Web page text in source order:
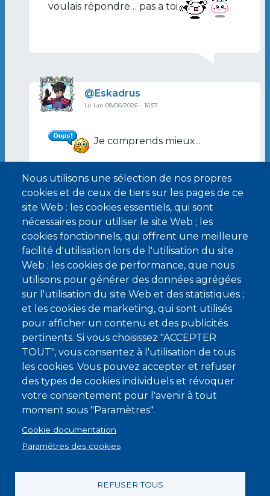
voulais répondre… pas a toi
Image de profil
Eskadrus
Le lun 08/06/2026 - 16:57
Je comprends mieux...
Image de profil
@marthalysia
Le lun 08/06/2026 - 18:49
En réponse àJe comprends mieux... …par
Ayyyy sur ça on est d’accord 😢
Image de profil
shimy +gryf
Nous utilisons une sélection de nos propres
cookies et de ceux de tiers sur les pages de ce
site Web : les cookies essentiels, qui sont
nécessaires pour utiliser le site Web ; les
cookies fonctionnels, qui offrent une meilleure
facilité d'utilisation lors de l'utilisation du site
Web ; les cookies de performance, que nous
utilisons pour générer des données agrégées
sur l'utilisation du site Web et des statistiques ;
et les cookies de marketing, qui sont utilisés
pour afficher un contenu et des publicités
pertinents. Si vous choisissez "ACCEPTER
TOUT", vous consentez à l'utilisation de tous
les cookies. Vous pouvez accepter et refuser
des types de cookies individuels et révoquer
votre consentement pour l'avenir à tout
moment sous "Paramètres".
Cookie documentation
Paramètres des cookies
REFUSER TOUS